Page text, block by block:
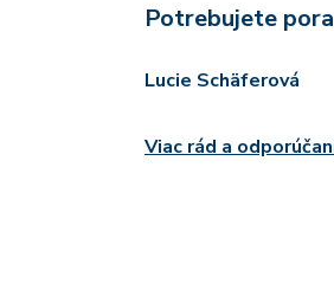
Potrebujete
Lucie Schäferová
Viac rád a